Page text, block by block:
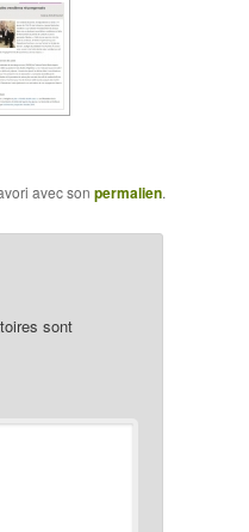
avec son permalien.
sont